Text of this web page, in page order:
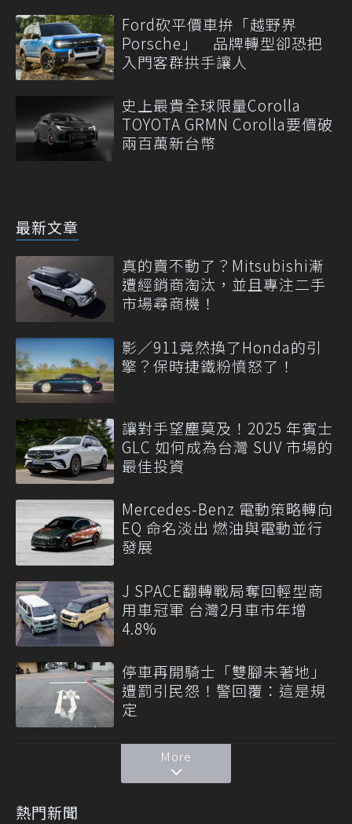
Ford砍平價車拚「越野界
Porsche」 品牌轉型卻恐把
入門客群拱手讓人
史上最貴全球限量Corolla
TOYOTA GRMN Corolla要價破
兩百萬新台幣
最新文章
真的賣不動了？Mitsubishi漸
遭經銷商淘汰，並且專注二手
市場尋商機！
影／911竟然換了Honda的引
擎？保時捷鐵粉憤怒了！
讓對手望塵莫及！2025 年賓士
GLC 如何成為台灣 SUV 市場的
最佳投資
Mercedes-Benz 電動策略轉向
EQ 命名淡出 燃油與電動並行
發展
J SPACE翻轉戰局奪回輕型商
用車冠軍 台灣2月車市年增
4.8%
停車再開騎士「雙腳未著地」
遭罰引民怨！警回覆：這是規
定
More
熱門新聞